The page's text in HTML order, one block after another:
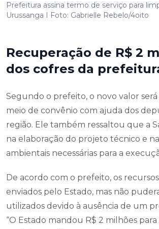
Prefeitura assina termo de serviço para
Urussanga I Foto: Gabrielle Rebelo/4oito
Recuperação de R$ 2
dos cofres da
Segundo o prefeito, o novo valor
meio de convênio com ajuda dos
região. Ele também ressaltou que a
na elaboração do projeto técnico e
ambientais necessárias para a
De acordo com o prefeito, os
enviados pelo Estado, mas não
utilizados devido à ausência de um
“O Estado mandou R$ 2 milhões para